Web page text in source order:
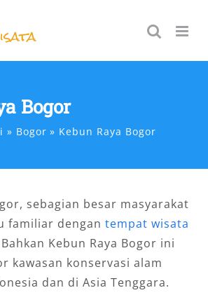
Bogor
Bogor Kebun Raya Bogor
sebagian besar masyarakat
familiar dengan tempat wisata
Kebun Raya Bogor ini
kawasan konservasi alam
dan di Asia Tenggara.